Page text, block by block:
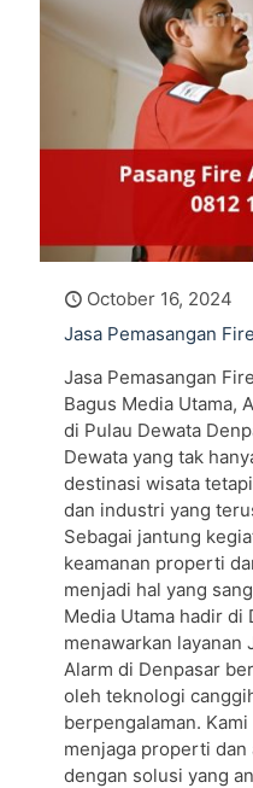
October 16, 2024
Jasa Pemasangan
Jasa Pemasangan
Bagus Media Utama,
di Pulau Dewata
Dewata yang tak
destinasi wisata
dan industri yang
Sebagai jantung
keamanan properti
menjadi hal yang
Media Utama hadir di
menawarkan layanan
Alarm di Denpasar
oleh teknologi
berpengalaman.
menjaga properti
dengan solusi yang